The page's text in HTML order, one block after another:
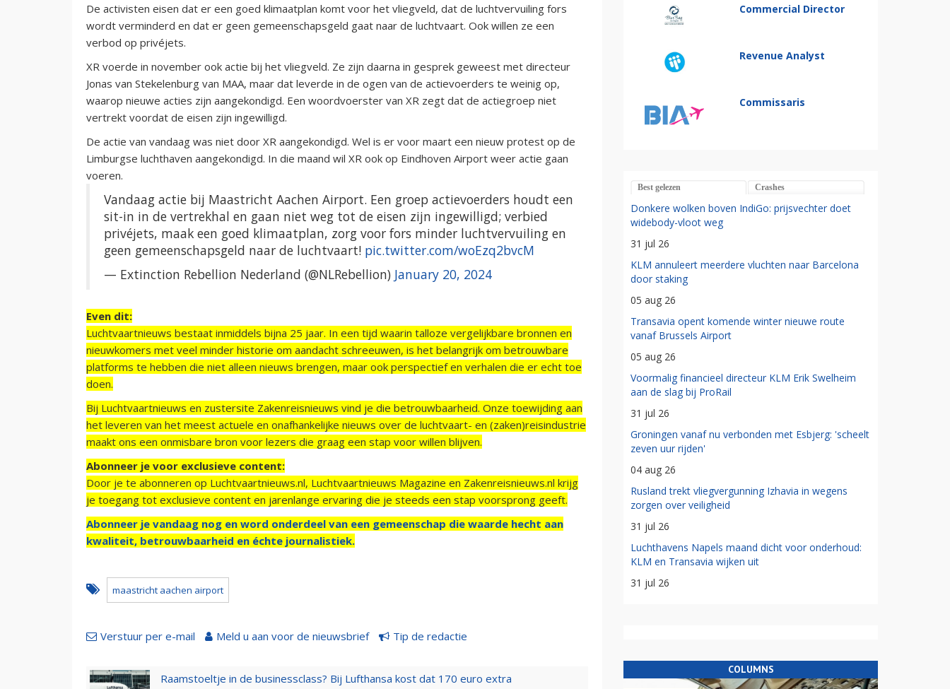
De activisten eisen dat er een goed klimaatplan komt voor het vliegveld, dat de luchtvervuiling fors
wordt verminderd en dat er geen gemeenschapsgeld gaat naar de luchtvaart. Ook willen ze een
verbod op privéjets.
XR voerde in november ook actie bij het vliegveld. Ze zijn daarna in gesprek geweest met directeur
Jonas van Stekelenburg van MAA, maar dat leverde in de ogen van de actievoerders te weinig op,
waarop nieuwe acties zijn aangekondigd. Een woordvoerster van XR zegt dat de actiegroep niet
vertrekt voordat de eisen zijn ingewilligd.
De actie van vandaag was niet door XR aangekondigd. Wel is er voor maart een nieuw protest op de
Limburgse luchthaven aangekondigd. In die maand wil XR ook op Eindhoven Airport weer actie gaan
voeren.
Vandaag actie bij Maastricht Aachen Airport. Een groep actievoerders houdt een
sit-in in de vertrekhal en gaan niet weg tot de eisen zijn ingewilligd; verbied
privéjets, maak een goed klimaatplan, zorg voor fors minder luchtvervuiling en
geen gemeenschapsgeld naar de luchtvaart! pic.twitter.com/woEzq2bvcM
— Extinction Rebellion Nederland (@NLRebellion) January 20, 2024
Even dit:
Luchtvaartnieuws bestaat inmiddels bijna 25 jaar. In een tijd waarin talloze vergelijkbare bronnen en
nieuwkomers met veel minder historie om aandacht schreeuwen, is het belangrijk om betrouwbare
platforms te hebben die niet alleen nieuws brengen, maar ook perspectief en verhalen die er echt toe
doen.
Bij Luchtvaartnieuws en zustersite Zakenreisnieuws vind je die betrouwbaarheid. Onze toewijding aan
het leveren van het meest actuele en onafhankelijke nieuws over de luchtvaart- en (zaken)reisindustrie
maakt ons een onmisbare bron voor lezers die graag een stap voor willen blijven.
Abonneer je voor exclusieve content:
Door je te abonneren op Luchtvaartnieuws.nl, Luchtvaartnieuws Magazine en Zakenreisnieuws.nl krijg
je toegang tot exclusieve content en jarenlange ervaring die je steeds een stap voorsprong geeft.
Abonneer je vandaag nog en word onderdeel van een gemeenschap die waarde hecht aan
kwaliteit, betrouwbaarheid en échte journalistiek.
maastricht aachen airport
Verstuur per e-mail Meld u aan voor de nieuwsbrief Tip de redactie
Raamstoeltje in de businessclass? Bij Lufthansa kost dat 170 euro extra
Commercial Director
Revenue Analyst
Commissaris
Best gelezen Crashes
Donkere wolken boven IndiGo: prijsvechter doet
widebody-vloot weg
31 jul 26
KLM annuleert meerdere vluchten naar Barcelona
door staking
05 aug 26
Transavia opent komende winter nieuwe route
vanaf Brussels Airport
05 aug 26
Voormalig financieel directeur KLM Erik Swelheim
aan de slag bij ProRail
31 jul 26
Groningen vanaf nu verbonden met Esbjerg: 'scheelt
zeven uur rijden'
04 aug 26
Rusland trekt vliegvergunning Izhavia in wegens
zorgen over veiligheid
31 jul 26
Luchthavens Napels maand dicht voor onderhoud:
KLM en Transavia wijken uit
31 jul 26
COLUMNS